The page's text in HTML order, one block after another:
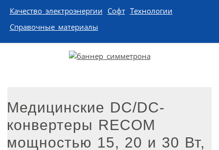
Качество электроэнергии Софт Технологии
Справочные материалы
Медицинские DC/DC-
конвертеры RECOM
мощностью 15, 20 и 30 Вт,